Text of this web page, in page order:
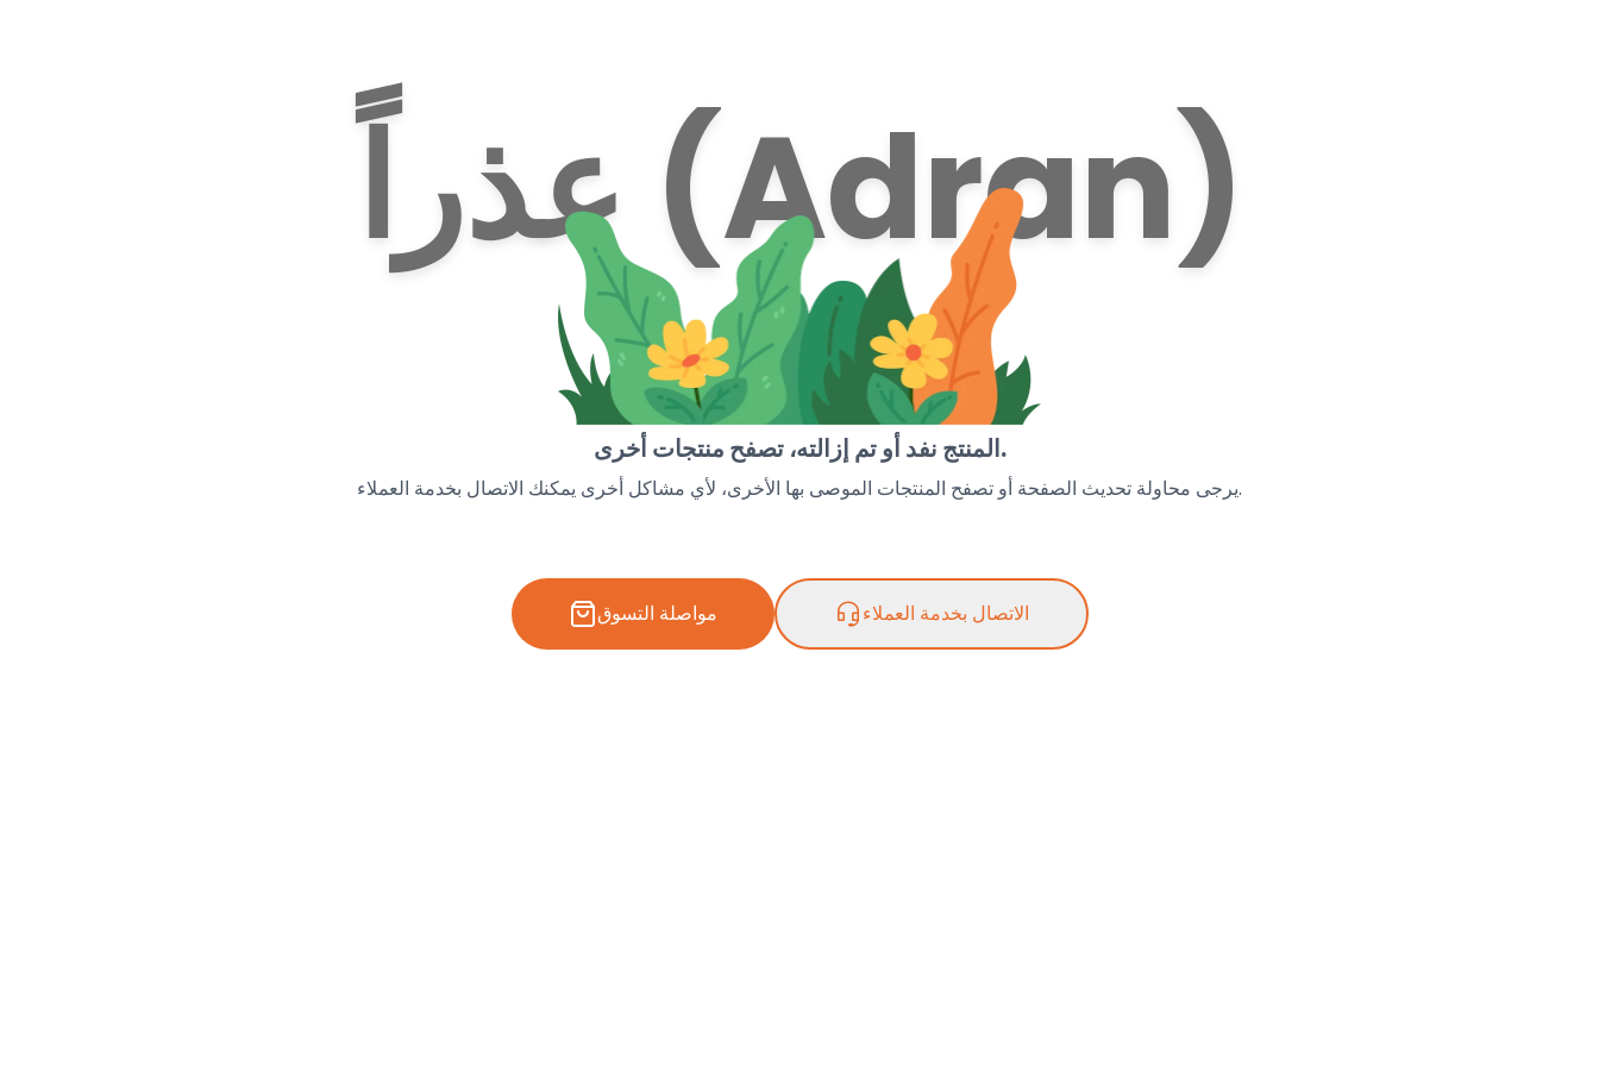
عذراً (Adran)
المنتج نفد أو تم إزالته، تصفح منتجات أخرى.
يرجى محاولة تحديث الصفحة أو تصفح المنتجات الموصى بها الأخرى، لأي مشاكل أخرى يمكنك الاتصال بخدمة العملاء.
مواصلة التسوق الاتصال بخدمة العملاء